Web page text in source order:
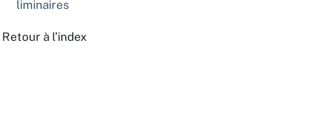
liminaires
Retour à l’index